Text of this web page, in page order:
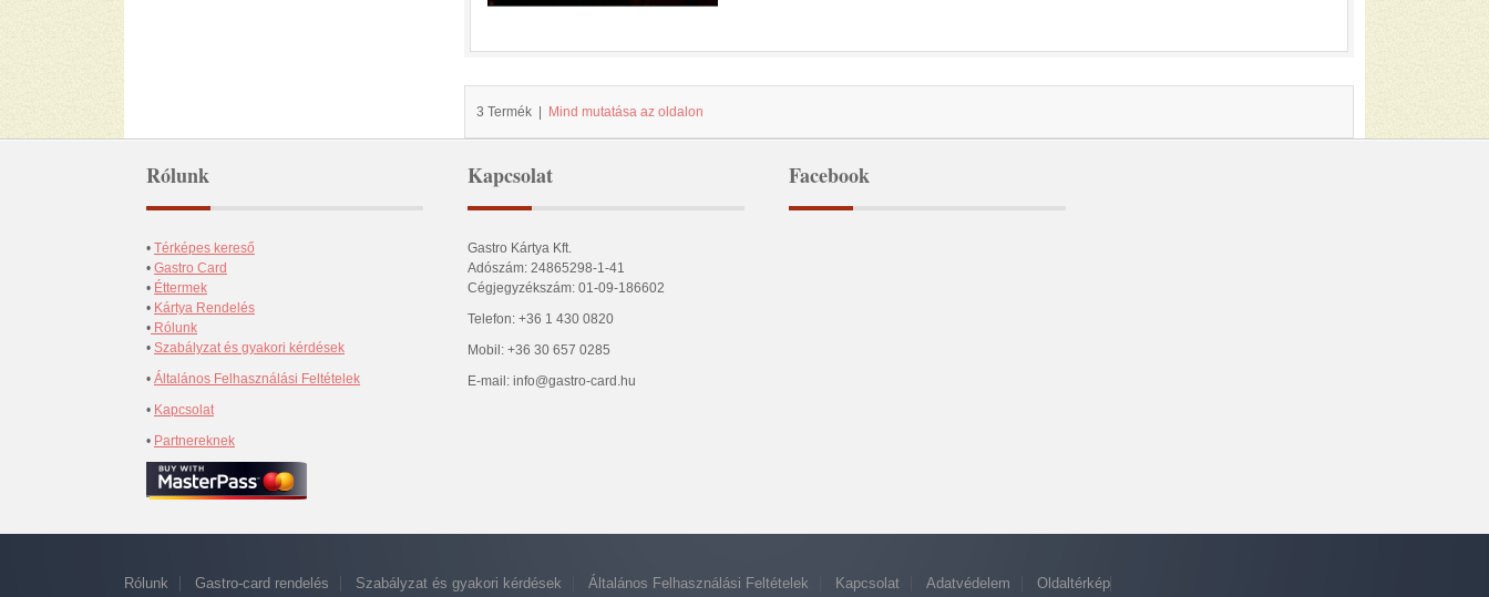
3 Termék Mind mutatása az oldalon
Rólunk
• Térképes kereső
• Gastro Card
• Éttermek
• Kártya Rendelés
• Rólunk
• Szabályzat és gyakori kérdések
• Általános Felhasználási Feltételek
• Kapcsolat
• Partnereknek
Kapcsolat
Gastro Kártya Kft.
Adószám: 24865298-1-41
Cégjegyzékszám: 01-09-186602
Telefon: +36 1 430 0820
Mobil: +36 30 657 0285
E-mail: info@gastro-card.hu
Facebook
Rólunk Gastro-card rendelés Szabályzat és gyakori kérdések Általános Felhasználási Feltételek Kapcsolat Adatvédelem Oldaltérkép